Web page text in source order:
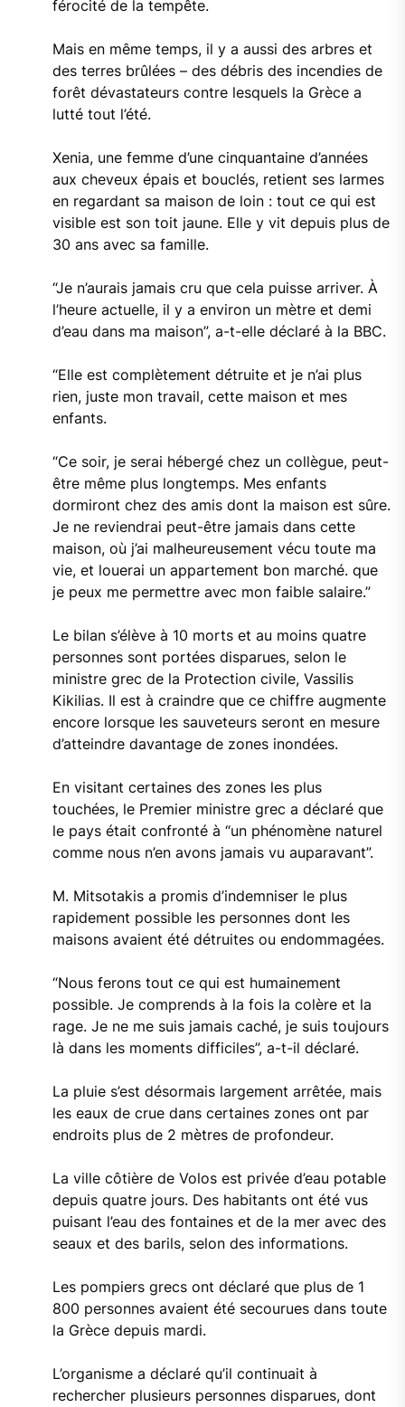
férocité de la tempête.
Mais en même temps, il y a aussi des arbres et
des terres brûlées – des débris des incendies de
forêt dévastateurs contre lesquels la Grèce a
lutté tout l’été.
Xenia, une femme d’une cinquantaine d’années
aux cheveux épais et bouclés, retient ses larmes
en regardant sa maison de loin : tout ce qui est
visible est son toit jaune. Elle y vit depuis plus de
30 ans avec sa famille.
“Je n’aurais jamais cru que cela puisse arriver. À
l’heure actuelle, il y a environ un mètre et demi
d’eau dans ma maison”, a-t-elle déclaré à la BBC.
“Elle est complètement détruite et je n’ai plus
rien, juste mon travail, cette maison et mes
enfants.
“Ce soir, je serai hébergé chez un collègue, peut-
être même plus longtemps. Mes enfants
dormiront chez des amis dont la maison est sûre.
Je ne reviendrai peut-être jamais dans cette
maison, où j’ai malheureusement vécu toute ma
vie, et louerai un appartement bon marché. que
je peux me permettre avec mon faible salaire.”
Le bilan s’élève à 10 morts et au moins quatre
personnes sont portées disparues, selon le
ministre grec de la Protection civile, Vassilis
Kikilias. Il est à craindre que ce chiffre augmente
encore lorsque les sauveteurs seront en mesure
d’atteindre davantage de zones inondées.
En visitant certaines des zones les plus
touchées, le Premier ministre grec a déclaré que
le pays était confronté à “un phénomène naturel
comme nous n’en avons jamais vu auparavant”.
M. Mitsotakis a promis d’indemniser le plus
rapidement possible les personnes dont les
maisons avaient été détruites ou endommagées.
“Nous ferons tout ce qui est humainement
possible. Je comprends à la fois la colère et la
rage. Je ne me suis jamais caché, je suis toujours
là dans les moments difficiles”, a-t-il déclaré.
La pluie s’est désormais largement arrêtée, mais
les eaux de crue dans certaines zones ont par
endroits plus de 2 mètres de profondeur.
La ville côtière de Volos est privée d’eau potable
depuis quatre jours. Des habitants ont été vus
puisant l’eau des fontaines et de la mer avec des
seaux et des barils, selon des informations.
Les pompiers grecs ont déclaré que plus de 1
800 personnes avaient été secourues dans toute
la Grèce depuis mardi.
L’organisme a déclaré qu’il continuait à
rechercher plusieurs personnes disparues, dont